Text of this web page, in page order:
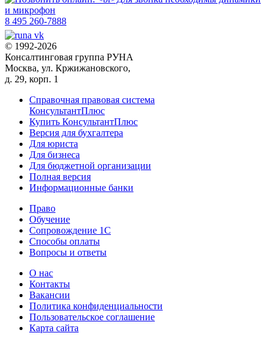
8 495 260-7888
© 1992-2026
Консалтинговая группа РУНА
Москва, ул. Кржижановского,
д. 29, корп. 1
Справочная правовая система
КонсультантПлюс
Купить КонсультантПлюс
Версия для бухгалтера
Для юриста
Для бизнеса
Для бюджетной организации
Полная версия
Информационные банки
Право
Обучение
Сопровождение 1С
Способы оплаты
Вопросы и ответы
О нас
Контакты
Вакансии
Политика конфиденциальности
Пользовательское соглашение
Карта сайта